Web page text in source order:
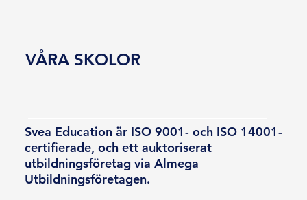
Svea Education är ISO 9001- och ISO 14001-
certifierade, och ett auktoriserat
utbildningsföretag via Almega
Utbildningsföretagen.
VÅRA SKOLOR